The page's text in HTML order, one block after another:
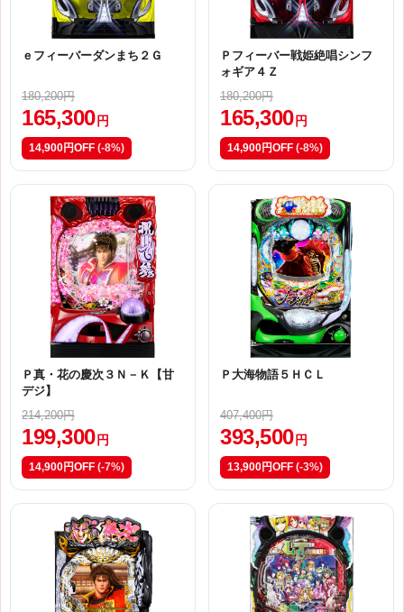
ｅフィーバーダンまち２Ｇ
180,200円
165,300 円
14,900円OFF (-8%)
Ｐフィーバー戦姫絶唱シンフ
ォギア４Ｚ
180,200円
165,300 円
14,900円OFF (-8%)
Ｐ真・花の慶次３Ｎ－Ｋ【甘
デジ】
214,200円
199,300 円
14,900円OFF (-7%)
Ｐ大海物語５ＨＣＬ
407,400円
393,500 円
13,900円OFF (-3%)